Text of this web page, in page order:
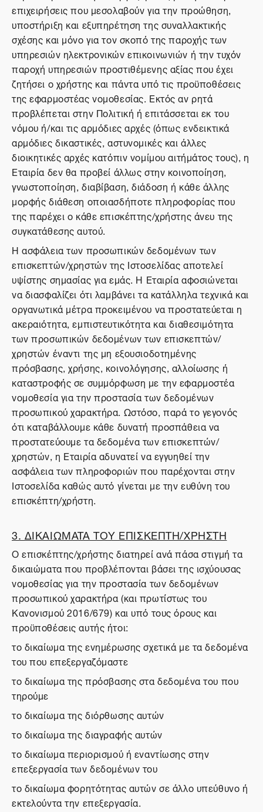
επιχειρήσεις που μεσολαβούν για την προώθηση,
υποστήριξη και εξυπηρέτηση της συναλλακτικής
σχέσης και μόνο για τον σκοπό της παροχής των
υπηρεσιών ηλεκτρονικών επικοινωνιών ή την τυχόν
παροχή υπηρεσιών προστιθέμενης αξίας που έχει
ζητήσει ο χρήστης και πάντα υπό τις προϋποθέσεις
της εφαρμοστέας νομοθεσίας. Εκτός αν ρητά
προβλέπεται στην Πολιτική ή επιτάσσεται εκ του
νόμου ή/και τις αρμόδιες αρχές (όπως ενδεικτικά
αρμόδιες δικαστικές, αστυνομικές και άλλες
διοικητικές αρχές κατόπιν νομίμου αιτήμάτος τους), η
Εταιρία δεν θα προβεί άλλως στην κοινοποίηση,
γνωστοποίηση, διαβίβαση, διάδοση ή κάθε άλλης
μορφής διάθεση οποιασδήποτε πληροφορίας που
της παρέχει ο κάθε επισκέπτης/χρήστης άνευ της
συγκατάθεσης αυτού.
Η ασφάλεια των προσωπικών δεδομένων των
επισκεπτών/χρηστών της Ιστοσελίδας αποτελεί
υψίστης σημασίας για εμάς. Η Εταιρία αφοσιώνεται
να διασφαλίζει ότι λαμβάνει τα κατάλληλα τεχνικά και
οργανωτικά μέτρα προκειμένου να προστατεύεται η
ακεραιότητα, εμπιστευτικότητα και διαθεσιμότητα
των προσωπικών δεδομένων των επισκεπτών/
χρηστών έναντι της μη εξουσιοδοτημένης
πρόσβασης, χρήσης, κοινολόγησης, αλλοίωσης ή
καταστροφής σε συμμόρφωση με την εφαρμοστέα
νομοθεσία για την προστασία των δεδομένων
προσωπικού χαρακτήρα. Ωστόσο, παρά το γεγονός
ότι καταβάλλουμε κάθε δυνατή προσπάθεια να
προστατεύουμε τα δεδομένα των επισκεπτών/
χρηστών, η Εταιρία αδυνατεί να εγγυηθεί την
ασφάλεια των πληροφοριών που παρέχονται στην
Ιστοσελίδα καθώς αυτό γίνεται με την ευθύνη του
επισκέπτη/χρήστη.
3. ΔΙΚΑΙΩΜΑΤΑ ΤΟΥ ΕΠΙΣΚΕΠΤΗ/ΧΡΗΣΤΗ
Ο επισκέπτης/χρήστης διατηρεί ανά πάσα στιγμή τα
δικαιώματα που προβλέπονται βάσει της ισχύουσας
νομοθεσίας για την προστασία των δεδομένων
προσωπικού χαρακτήρα (και πρωτίστως του
Κανονισμού 2016/679) και υπό τους όρους και
προϋποθέσεις αυτής ήτοι:
το δικαίωμα της ενημέρωσης σχετικά με τα δεδομένα
του που επεξεργαζόμαστε
το δικαίωμα της πρόσβασης στα δεδομένα του που
τηρούμε
το δικαίωμα της διόρθωσης αυτών
το δικαίωμα της διαγραφής αυτών
το δικαίωμα περιορισμού ή εναντίωσης στην
επεξεργασία των δεδομένων του
το δικαίωμα φορητότητας αυτών σε άλλο υπεύθυνο ή
εκτελούντα την επεξεργασία.